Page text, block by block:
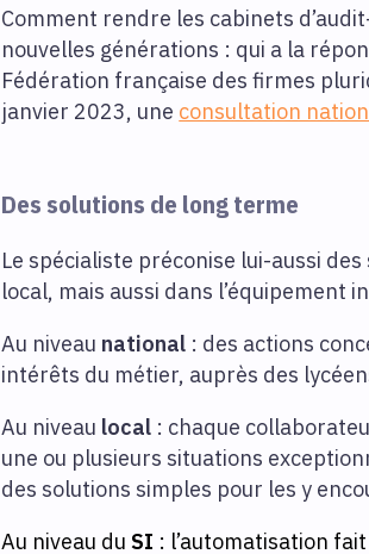
Comment rendre les cabinets
nouvelles générations : qui a la
Fédération française des firmes
janvier 2023, une consultation
Des solutions de long terme
Le spécialiste préconise lui-aussi
local, mais aussi dans l’équipement
Au niveau national : des actions
intérêts du métier, auprès des
Au niveau local : chaque
une ou plusieurs situations
des solutions simples pour les y
Au niveau du SI : l’automatisation